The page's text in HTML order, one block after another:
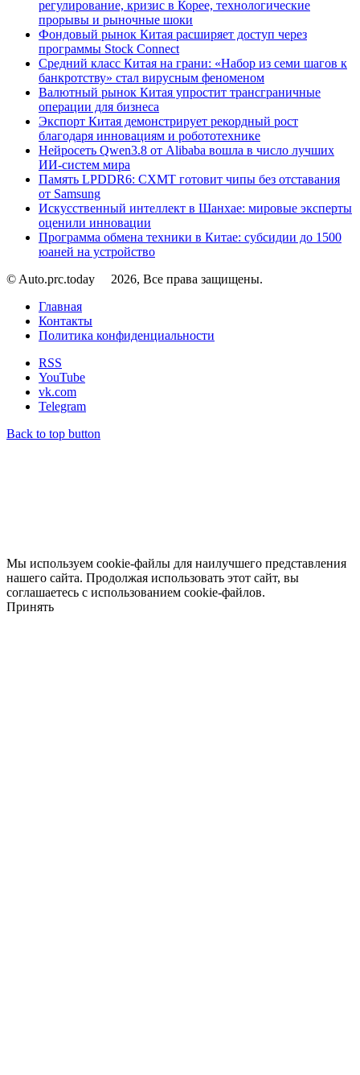
регулирование, кризис в Корее, технологические
прорывы и рыночные шоки
Фондовый рынок Китая расширяет доступ через
программы Stock Connect
Средний класс Китая на грани: «Набор из семи шагов к
банкротству» стал вирусным феноменом
Валютный рынок Китая упростит трансграничные
операции для бизнеса
Экспорт Китая демонстрирует рекордный рост
благодаря инновациям и робототехнике
Нейросеть Qwen3.8 от Alibaba вошла в число лучших
ИИ-систем мира
Память LPDDR6: CXMT готовит чипы без отставания
от Samsung
Искусственный интеллект в Шанхае: мировые эксперты
оценили инновации
Программа обмена техники в Китае: субсидии до 1500
юаней на устройство
© Auto.prc.today
2026, Все права защищены.
Главная
Контакты
Политика конфиденциальности
RSS
YouTube
vk.com
Telegram
Back to top button
Мы используем cookie-файлы для наилучшего представления
нашего сайта. Продолжая использовать этот сайт, вы
соглашаетесь с использованием cookie-файлов.
Принять